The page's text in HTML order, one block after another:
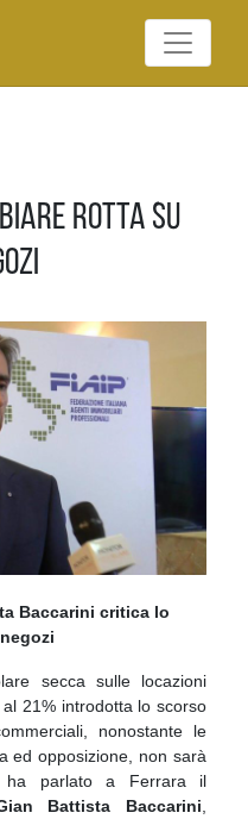
Federazione Italiana
rotta su
Baccarini critica lo
secca sulle locazioni
21% introdotta lo scorso
nonostante le
ed opposizione, non sarà
ha parlato a Ferrara il
Battista Baccarini,